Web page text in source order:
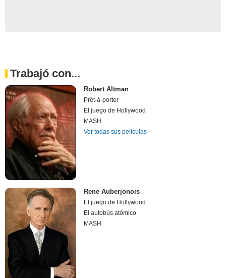
Trabajó con...
Robert Altman
Prêt-à-porter
El juego de Hollywood
MASH
Ver todas sus películas
Rene Auberjonois
El juego de Hollywood
El autobús atómico
MASH